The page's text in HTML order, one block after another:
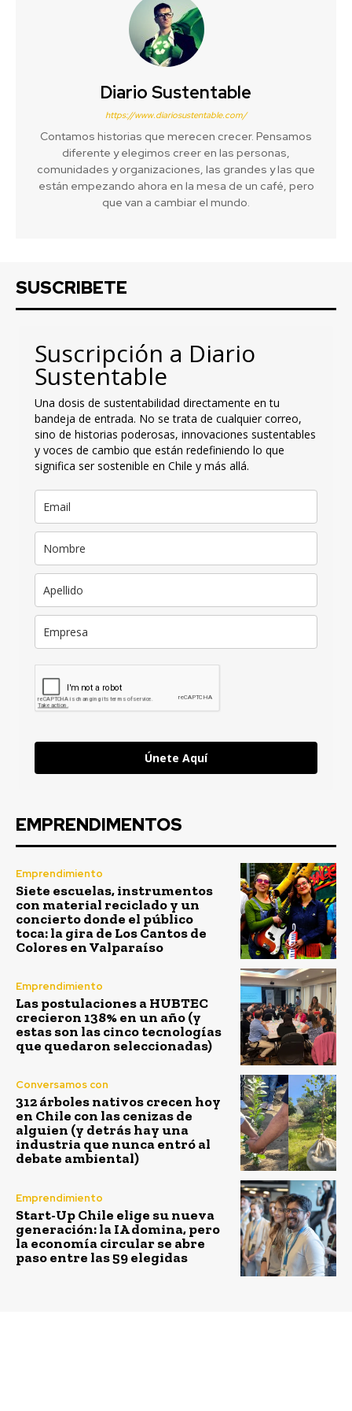
Diario Sustentable
https://www.diariosustentable.com/
Contamos historias que merecen crecer. Pensamos
diferente y elegimos creer en las personas,
comunidades y organizaciones, las grandes y las que
están empezando ahora en la mesa de un café, pero
que van a cambiar el mundo.
SUSCRIBETE
Suscripción a Diario
Sustentable
Una dosis de sustentabilidad directamente en tu
bandeja de entrada. No se trata de cualquier correo,
sino de historias poderosas, innovaciones sustentables
y voces de cambio que están redefiniendo lo que
significa ser sostenible en Chile y más allá.
Únete Aquí
EMPRENDIMENTOS
Emprendimiento
Siete escuelas, instrumentos
con material reciclado y un
concierto donde el público
toca: la gira de Los Cantos de
Colores en Valparaíso
Emprendimiento
Las postulaciones a HUBTEC
crecieron 138% en un año (y
estas son las cinco tecnologías
que quedaron seleccionadas)
Conversamos con
312 árboles nativos crecen hoy
en Chile con las cenizas de
alguien (y detrás hay una
industria que nunca entró al
debate ambiental)
Emprendimiento
Start-Up Chile elige su nueva
generación: la IA domina, pero
la economía circular se abre
paso entre las 59 elegidas